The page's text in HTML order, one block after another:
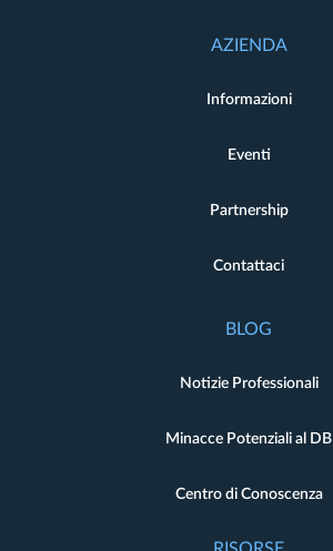
AZIENDA
Informazioni
Eventi
Partnership
Contattaci
BLOG
Notizie Professionali
Minacce Potenziali al DB
Centro di Conoscenza